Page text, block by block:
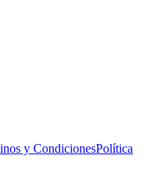
y CondicionesPolítica